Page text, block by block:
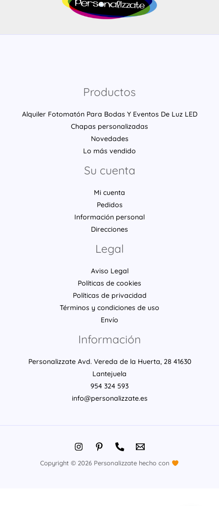
Productos
Alquiler Fotomatón Para Bodas Y Eventos De Luz LED
Chapas personalizadas
Novedades
Lo más vendido
Su cuenta
Mi cuenta
Pedidos
Información personal
Direcciones
Legal
Aviso Legal
Políticas de cookies
Políticas de privacidad
Términos y condiciones de uso
Envío
Información
Personalizzate Avd. Vereda de la Huerta, 28 41630
Lantejuela
954 324 593
info@personalizzate.es
Copyright © 2026 Personalizzate hecho con